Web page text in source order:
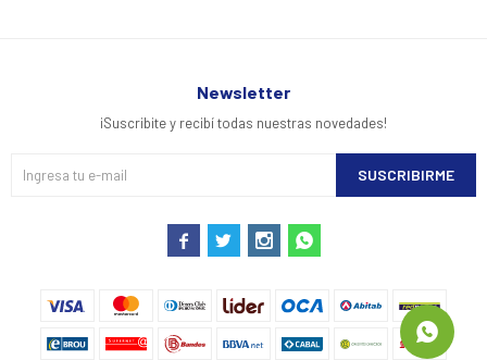
Newsletter
¡Suscribite y recibí todas nuestras novedades!
SUSCRIBIRME
   